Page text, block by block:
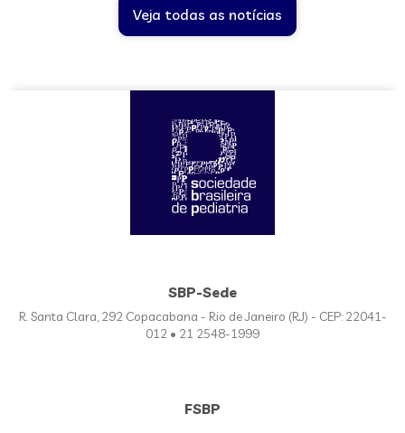
Veja todas as notícias
SBP-Sede
R. Santa Clara, 292 Copacabana - Rio de Janeiro (RJ) - CEP: 22041-
012 • 21 2548-1999
FSBP